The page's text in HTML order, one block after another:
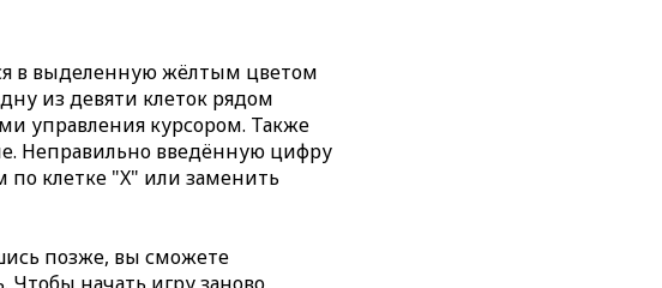
в выделенную жёлтым цветом
из девяти клеток рядом
управления курсором. Также
Неправильно введённую цифру
клетке "X" или заменить
позже, вы сможете